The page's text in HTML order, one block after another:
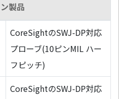
製品
CoreSightのSWJ-DP対応
プローブ(10ピンMIL ハー
フピッチ)
CoreSightのSWJ-DP対応